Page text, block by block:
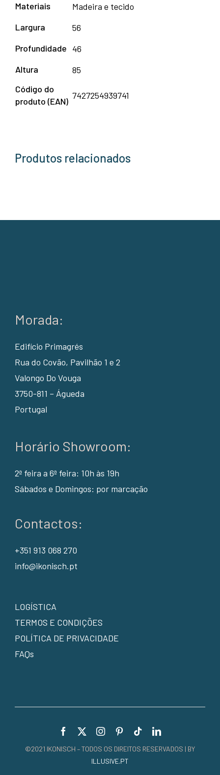
Materiais
Madeira e tecido
Largura
56
Profundidade 46
Altura
85
Código do
produto (EAN)
7427254939741
Produtos relacionados
Morada:
Edifício Primagrés
Rua do Covão, Pavilhão 1 e 2
Valongo Do Vouga
3750-811 – Águeda
Portugal
Horário Showroom:
2ª feira a 6ª feira: 10h às 19h
Sábados e Domingos: por marcação
Contactos:
+351 913 068 270
info@ikonisch.pt
LOGÍSTICA
TERMOS E CONDIÇÕES
POLÍTICA DE PRIVACIDADE
FAQs
©2021 IKONISCH – TODOS OS DIREITOS RESERVADOS | BY
ILLUSIVE.PT